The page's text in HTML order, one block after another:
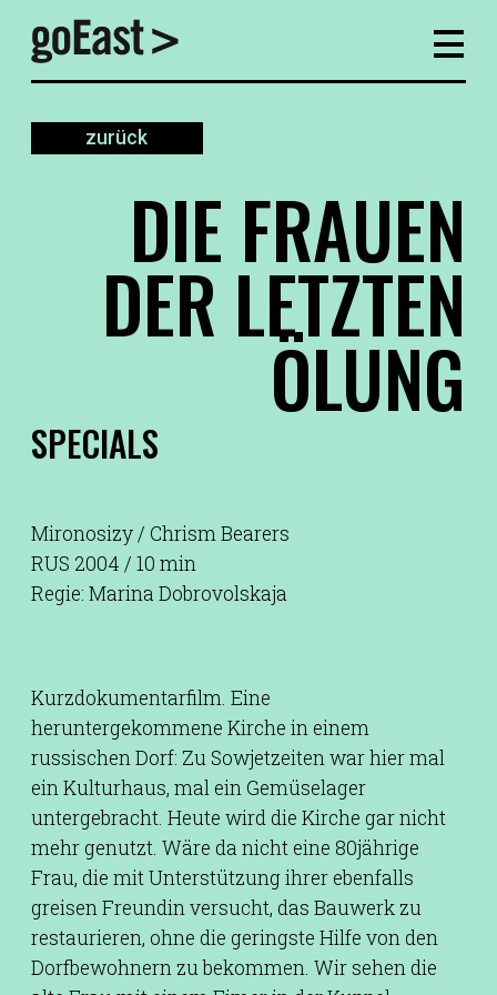
zurück
DIE FRAUEN
DER LETZTEN
ÖLUNG
SPECIALS
Mironosizy / Chrism Bearers
RUS 2004 / 10 min
Regie: Marina Dobrovolskaja
Kurzdokumentarfilm. Eine
heruntergekommene Kirche in einem
russischen Dorf: Zu Sowjetzeiten war hier mal
ein Kulturhaus, mal ein Gemüselager
untergebracht. Heute wird die Kirche gar nicht
mehr genutzt. Wäre da nicht eine 80jährige
Frau, die mit Unterstützung ihrer ebenfalls
greisen Freundin versucht, das Bauwerk zu
restaurieren, ohne die geringste Hilfe von den
Dorfbewohnern zu bekommen. Wir sehen die